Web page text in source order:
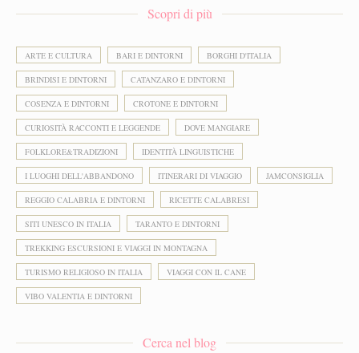
Scopri di più
ARTE E CULTURA BARI E DINTORNI BORGHI D'ITALIA
BRINDISI E DINTORNI CATANZARO E DINTORNI
COSENZA E DINTORNI CROTONE E DINTORNI
CURIOSITÀ RACCONTI E LEGGENDE DOVE MANGIARE
FOLKLORE&TRADIZIONI IDENTITÀ LINGUISTICHE
I LUOGHI DELL'ABBANDONO ITINERARI DI VIAGGIO JAMCONSIGLIA
REGGIO CALABRIA E DINTORNI RICETTE CALABRESI
SITI UNESCO IN ITALIA TARANTO E DINTORNI
TREKKING ESCURSIONI E VIAGGI IN MONTAGNA
TURISMO RELIGIOSO IN ITALIA VIAGGI CON IL CANE
VIBO VALENTIA E DINTORNI
Cerca nel blog